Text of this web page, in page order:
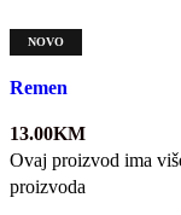
NOVO
Remen
13.00KM
Ovaj proizvod ima
proizvoda